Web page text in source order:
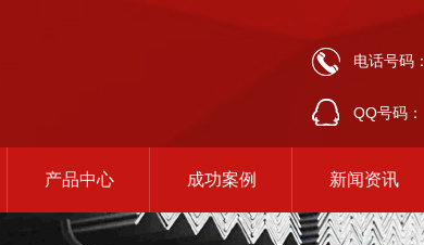
电话号码：
QQ号码：
产品中心 成功案例 新闻资讯